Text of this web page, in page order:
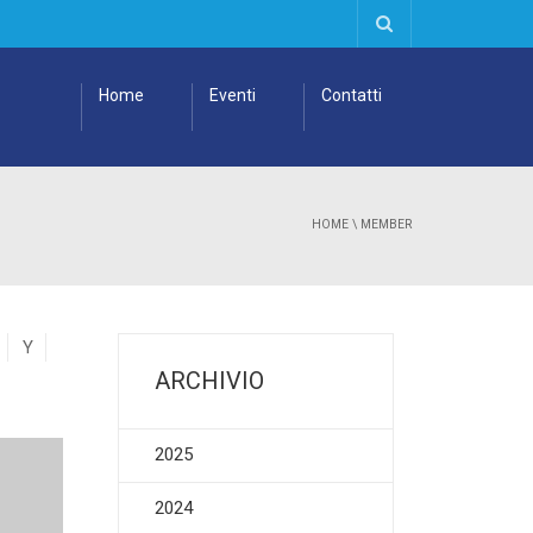
Home Eventi Contatti
HOME \ MEMBER
Y
ARCHIVIO
2025
2024